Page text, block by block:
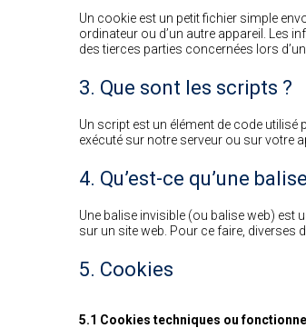
Un cookie est un petit fichier simple
ordinateur ou d’un autre appareil. Les
des tierces parties concernées lors
3. Que sont les scripts ?
Un script est un élément de code
exécuté sur notre serveur ou sur votre
4. Qu’est-ce qu’une
Une balise invisible (ou balise web) est
sur un site web. Pour ce faire, diverses
5. Cookies
5.1 Cookies techniques ou